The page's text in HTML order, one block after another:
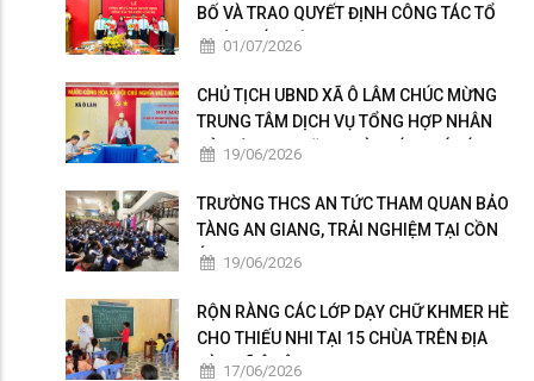
BỐ VÀ TRAO QUYẾT ĐỊNH CÔNG TÁC TỔ
CHỨC, CÁN BỘ
01/07/2026
CHỦ TỊCH UBND XÃ Ô LÂM CHÚC MỪNG
TRUNG TÂM DỊCH VỤ TỔNG HỢP NHÂN
KỶ NIỆM 101 NĂM NGÀY BÁO CHÍ CÁCH
19/06/2026
TRƯỜNG THCS AN TỨC THAM QUAN BẢO
TÀNG AN GIANG, TRẢI NGHIỆM TẠI CỒN
ÉN 19/06/2026
RỘN RÀNG CÁC LỚP DẠY CHỮ KHMER HÈ
CHO THIẾU NHI TẠI 15 CHÙA TRÊN ĐỊA
BÀN XÃ Ô LÂM
17/06/2026